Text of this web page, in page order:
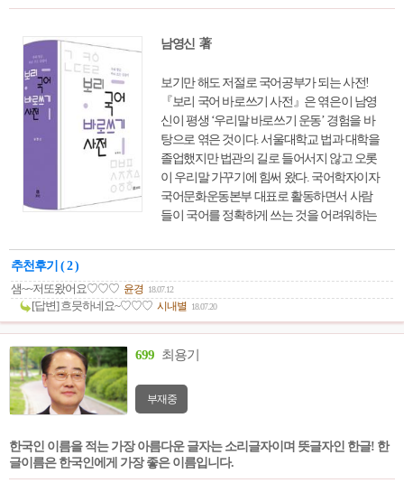
남영신 著
보기만 해도 저절로 국어공부가 되는 사전!
『보리 국어 바로쓰기 사전』은 엮은이 남영
신이 평생 ‘우리말 바로쓰기 운동’ 경험을 바
탕으로 엮은 것이다. 서울대학교 법과 대학을
졸업했지만 법관의 길로 들어서지 않고 오롯
이 우리말 가꾸기에 힘써 왔다. 국어학자이자
국어문화운동본부 대표로 활동하면서 사람
들이 국어를 정확하게 쓰는 것을 어려워하는
손쉽게 상황에 알맞은 말을 골라 정확하게 쓸
추천후기 ( 2 )
샘~~저또왔어요♡♡♡ 윤경 18.07.12
[답변] 흐믓하네요~♡♡♡ 시내별 18.07.20
699 최용기
부재중
한국인 이름을 적는 가장 아름다운 글자는 소리글자이며 뜻글자인 한글! 한
글이름은 한국인에게 가장 좋은 이름입니다.